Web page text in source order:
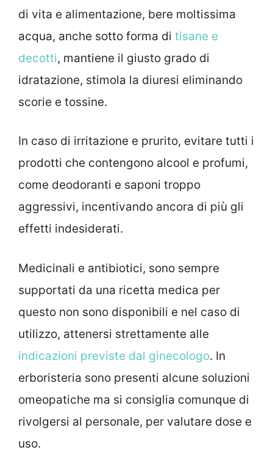
di vita e alimentazione, bere moltissima
acqua, anche sotto forma di tisane e
decotti, mantiene il giusto grado di
idratazione, stimola la diuresi eliminando
scorie e tossine.
In caso di irritazione e prurito, evitare tutti i
prodotti che contengono alcool e profumi,
come deodoranti e saponi troppo
aggressivi, incentivando ancora di più gli
effetti indesiderati.
Medicinali e antibiotici, sono sempre
supportati da una ricetta medica per
questo non sono disponibili e nel caso di
utilizzo, attenersi strettamente alle
indicazioni previste dal ginecologo. In
erboristeria sono presenti alcune soluzioni
omeopatiche ma si consiglia comunque di
rivolgersi al personale, per valutare dose e
uso.